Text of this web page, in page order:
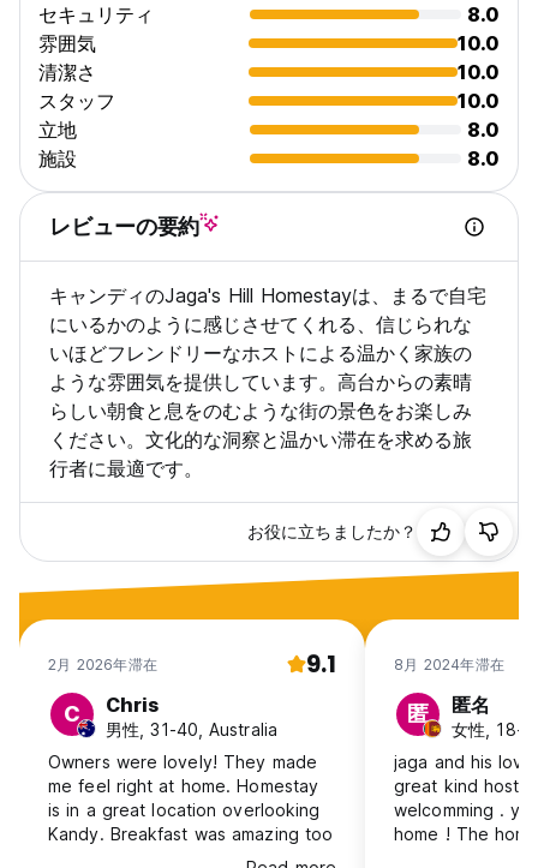
セキュリティ
8.0
雰囲気
10.0
清潔さ
10.0
スタッフ
10.0
立地
8.0
施設
8.0
レビューの要約
キャンディのJaga's Hill Homestayは、まるで自宅
にいるかのように感じさせてくれる、信じられな
いほどフレンドリーなホストによる温かく家族の
ような雰囲気を提供しています。高台からの素晴
らしい朝食と息をのむような街の景色をお楽しみ
ください。文化的な洞察と温かい滞在を求める旅
行者に最適です。
お役に立ちましたか？
2月 2026年滞在 9.1
C Chris
男性, 31-40, Australia
Owners were lovely! They made
me feel right at home. Homestay
is in a great location overlooking
Kandy. Breakfast was amazing too
8月 2024年滞在
匿 匿名
女性, 18-
jaga and his
great kind hosts
welcomming .
home ! The